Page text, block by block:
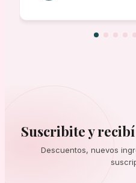
Suscribite y
Descuentos, nuevos